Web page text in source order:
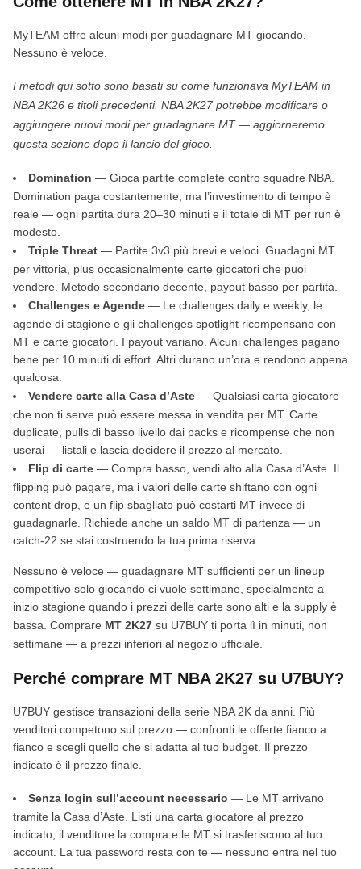
MyTEAM offre alcuni modi per guadagnare MT giocando.
Nessuno è veloce.
I metodi qui sotto sono basati su come funzionava MyTEAM in
NBA 2K26 e titoli precedenti. NBA 2K27 potrebbe modificare o
aggiungere nuovi modi per guadagnare MT — aggiorneremo
questa sezione dopo il lancio del gioco.
Domination — Gioca partite complete contro squadre NBA.
Domination paga costantemente, ma l’investimento di tempo è
reale — ogni partita dura 20–30 minuti e il totale di MT per run è
modesto.
Triple Threat — Partite 3v3 più brevi e veloci. Guadagni MT
per vittoria, plus occasionalmente carte giocatori che puoi
vendere. Metodo secondario decente, payout basso per partita.
Challenges e Agende — Le challenges daily e weekly, le
agende di stagione e gli challenges spotlight ricompensano con
MT e carte giocatori. I payout variano. Alcuni challenges pagano
bene per 10 minuti di effort. Altri durano un’ora e rendono appena
qualcosa.
Vendere carte alla Casa d’Aste — Qualsiasi carta giocatore
che non ti serve può essere messa in vendita per MT. Carte
duplicate, pulls di basso livello dai packs e ricompense che non
userai — listali e lascia decidere il prezzo al mercato.
Flip di carte — Compra basso, vendi alto alla Casa d’Aste. Il
flipping può pagare, ma i valori delle carte shiftano con ogni
content drop, e un flip sbagliato può costarti MT invece di
guadagnarle. Richiede anche un saldo MT di partenza — un
catch-22 se stai costruendo la tua prima riserva.
Nessuno è veloce — guadagnare MT sufficienti per un lineup
competitivo solo giocando ci vuole settimane, specialmente a
inizio stagione quando i prezzi delle carte sono alti e la supply è
bassa. Comprare MT 2K27 su U7BUY ti porta lì in minuti, non
settimane — a prezzi inferiori al negozio ufficiale.
Perché comprare MT NBA 2K27 su U7BUY?
U7BUY gestisce transazioni della serie NBA 2K da anni. Più
venditori competono sul prezzo — confronti le offerte fianco a
fianco e scegli quello che si adatta al tuo budget. Il prezzo
indicato è il prezzo finale.
Senza login sull’account necessario — Le MT arrivano
tramite la Casa d’Aste. Listi una carta giocatore al prezzo
indicato, il venditore la compra e le MT si trasferiscono al tuo
account. La tua password resta con te — nessuno entra nel tuo